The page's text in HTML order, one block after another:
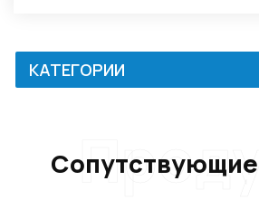
КАТЕГОРИИ